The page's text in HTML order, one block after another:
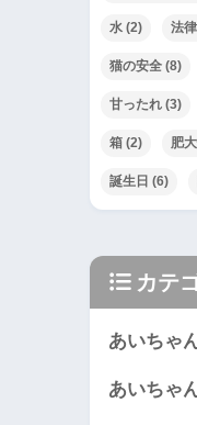
水 (2) 法律
猫の安全 (8)
甘ったれ (3)
箱 (2) 肥
誕生日 (6)
カテ
あいちゃ
あいちゃ